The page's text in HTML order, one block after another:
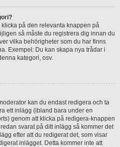
på den relevanta knappen på
så måste du registrera dig innan du
vilka behörigheter som du har finns
Exempel: Du kan skapa nya trådar i
kategori, osv.
kan du endast redigera och ta
ett inlägg (ibland bara under en
genom att klicka på redigera-knappen
svarat på ditt inlägg så kommer det
efter att du redigerat det, som visar
inlägget. Detta kommer inte att